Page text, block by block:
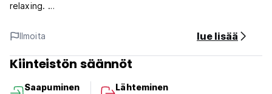
relaxing.
cook: stove, fridge, and utensils, plus a chill common area
with dining tables and a pool table.
👚We use a digital lock for easy check-in, offer laundry
service, and can help you book tours around Paracas
🧳If you arrive before your room is ready or need to stay in
Ilmoita lue lisää
Kiinteistön säännöt
Saapuminen
Lähteminen